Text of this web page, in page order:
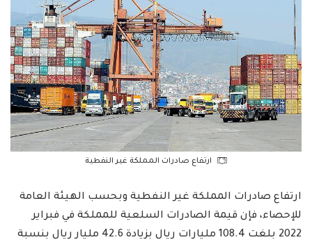
ارتفاع صادرات المملكة غير النفطية
ارتفاع صادرات المملكة غير النفطية وبحسب الهيئة العامة
للإحصاء، فإن قيمة الصادرات السلعية للمملكة في فبراير
2022 بلغت 108.4 مليارات ريال بزيادة 42.6 مليار ريال بنسبة